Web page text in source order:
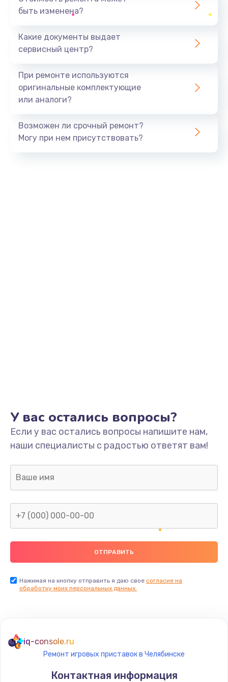
Ремонт южного моста
Замена батарейки BIOS
Заказать
Замена/Pемонт карбюратора
1300 руб.
Заказать
Ремонт капиллярной трубки
400 руб.
Заказать
Замена термостата
1200 руб.
быть изменена?
Какие документы выдает
сервисный центр?
При ремонте используются
оригинальные комплектующие
или аналоги?
Возможен ли срочный ремонт?
Могу при нем присутствовать?
У вас остались вопросы?
Если у вас остались вопросы напишите нам,
наши специалисты с радостью ответят вам!
Нажимая на кнопку отправить я даю свое согласие на
обработку моих персональных данных.
iq-console.ru
Ремонт игровых приставок в Челябинске
Контактная информация